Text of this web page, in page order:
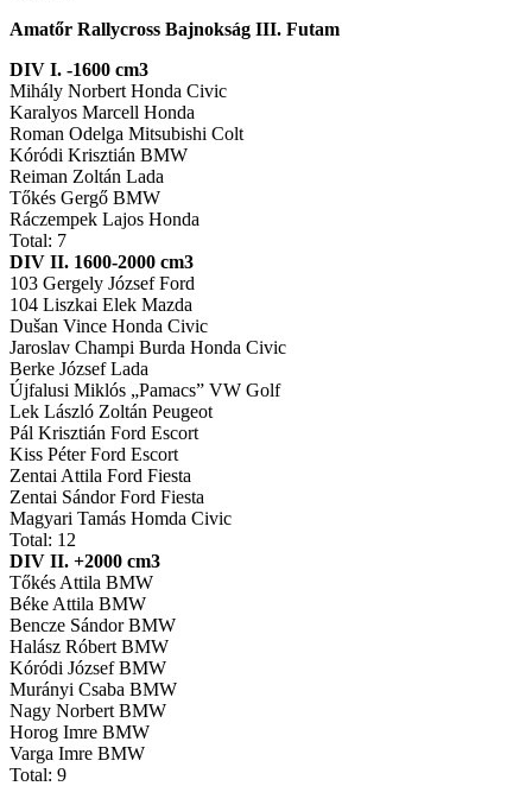
Amatőr Rallycross Bajnokság III. Futam
DIV I. -1600 cm3
Mihály Norbert Honda Civic
Karalyos Marcell Honda
Roman Odelga Mitsubishi Colt
Kóródi Krisztián BMW
Reiman Zoltán Lada
Tőkés Gergő BMW
Ráczempek Lajos Honda
Total: 7
DIV II. 1600-2000 cm3
103 Gergely József Ford
104 Liszkai Elek Mazda
Dušan Vince Honda Civic
Jaroslav Champi Burda Honda Civic
Berke József Lada
Újfalusi Miklós „Pamacs” VW Golf
Lek László Zoltán Peugeot
Pál Krisztián Ford Escort
Kiss Péter Ford Escort
Zentai Attila Ford Fiesta
Zentai Sándor Ford Fiesta
Magyari Tamás Homda Civic
Total: 12
DIV II. +2000 cm3
Tőkés Attila BMW
Béke Attila BMW
Bencze Sándor BMW
Halász Róbert BMW
Kóródi József BMW
Murányi Csaba BMW
Nagy Norbert BMW
Horog Imre BMW
Varga Imre BMW
Total: 9